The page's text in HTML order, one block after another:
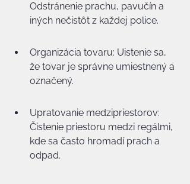
Odstránenie prachu, pavučín a
iných nečistôt z každej police.
Organizácia tovaru: Uistenie sa,
že tovar je správne umiestnený a
označený.
Upratovanie medzipriestorov:
Čistenie priestoru medzi regálmi,
kde sa často hromadí prach a
odpad.